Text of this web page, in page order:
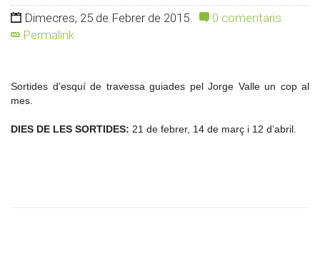
Dimecres, 25 de Febrer de 2015
0 comentaris
Permalink
Sortides d’esquí de travessa guiades pel Jorge Valle un cop al
mes.
DIES DE LES SORTIDES: 21 de febrer, 14 de març i 12 d’abril.